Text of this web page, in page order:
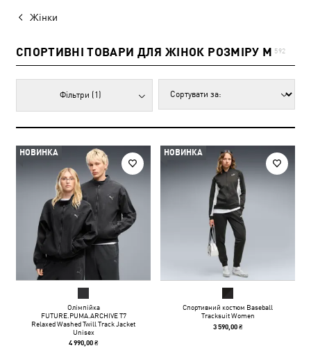
Жінки
СПОРТИВНІ ТОВАРИ ДЛЯ ЖІНОК РОЗМІРУ M 592
Фільтри (1)
НОВИНКА
Олімпійка
FUTURE.PUMA.ARCHIVE T7
Relaxed Washed Twill Track Jacket
Unisex
4 990,00 ₴
НОВИНКА
Спортивний костюм Baseball
Tracksuit Women
3 590,00 ₴